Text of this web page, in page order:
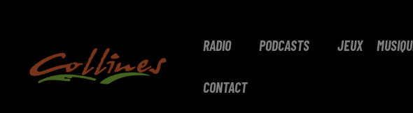
RADIO PODCASTS JEUX
CONTACT